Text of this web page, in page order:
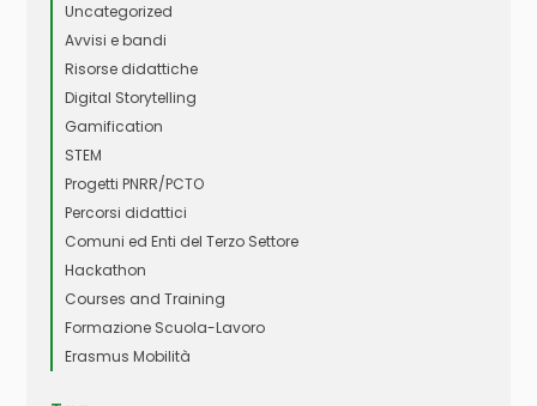
Uncategorized
Avvisi e bandi
Risorse didattiche
Digital Storytelling
Gamification
STEM
Progetti PNRR/PCTO
Percorsi didattici
Comuni ed Enti del Terzo Settore
Hackathon
Courses and Training
Formazione Scuola-Lavoro
Erasmus Mobilità